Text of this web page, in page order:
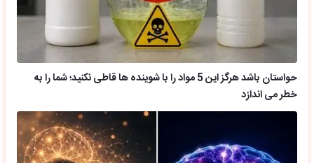
حواستان باشد هرگز این 5 مواد را با شوینده ها قاطی نکنید؛ شما را به
خطر می اندازد